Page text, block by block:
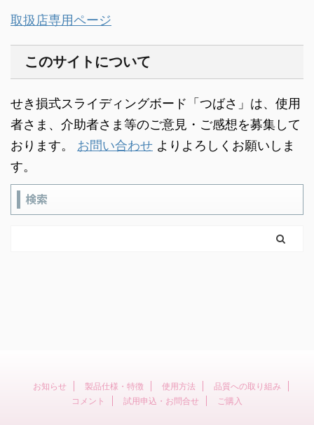
取扱店専用ページ
このサイトについて
せき損式スライディングボード「つばさ」は、使用
者さま、介助者さま等のご意見・ご感想を募集して
おります。 お問い合わせ よりよろしくお願いしま
す。
検索
お知らせ 製品仕様・特徴 使用方法
品質への取り組み
コメント
試用申込・お問合せ ご購入